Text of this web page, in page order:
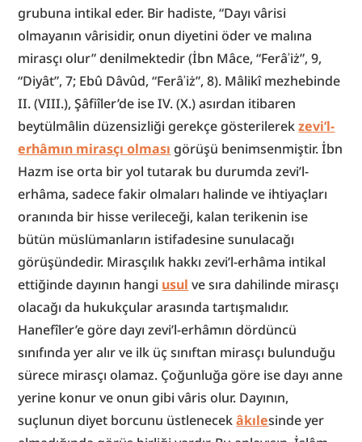
grubuna intikal eder. Bir hadiste, “Dayı vârisi
olmayanın vârisidir, onun diyetini öder ve malına
mirasçı olur” denilmektedir (İbn Mâce, “Ferâʾiż”, 9,
“Diyât”, 7; Ebû Dâvûd, “Ferâʾiż”, 8). Mâlikî mezhebinde
II. (VIII.), Şâfiîler’de ise IV. (X.) asırdan itibaren
beytülmâlin düzensizliği gerekçe gösterilerek zevi’l-
erhâmın mirasçı olması görüşü benimsenmiştir. İbn
Hazm ise orta bir yol tutarak bu durumda zevi’l-
erhâma, sadece fakir olmaları halinde ve ihtiyaçları
oranında bir hisse verileceği, kalan terikenin ise
bütün müslümanların istifadesine sunulacağı
görüşündedir. Mirasçılık hakkı zevi’l-erhâma intikal
ettiğinde dayının hangi usul ve sıra dahilinde mirasçı
olacağı da hukukçular arasında tartışmalıdır.
Hanefîler’e göre dayı zevi’l-erhâmın dördüncü
sınıfında yer alır ve ilk üç sınıftan mirasçı bulunduğu
sürece mirasçı olamaz. Çoğunluğa göre ise dayı anne
yerine konur ve onun gibi vâris olur. Dayının,
suçlunun diyet borcunu üstlenecek âkılesinde yer